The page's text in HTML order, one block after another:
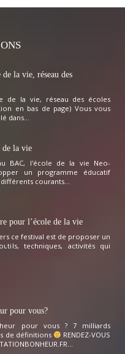
de la vie, réseau des
de la vie, réseau des écoles
en bas de page) Vous vous
dans...
de la vie
BAC, l'école de la vie Neo-
un programme éducatif
courants...
pour l’école de la vie
ce festival est de proposer un
techniques, activités qui
pour vous?
pour vous ? 7 milliards
de définitions
RENDEZ-VOUS